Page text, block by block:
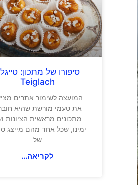
סיפורו של מתכון:
Teiglach
המועצה לשימור אתרים
את טעמי מורשת שהיא
מתכונים מראשית הציונות
ימינו, שכל אחד מהם מייצג
של
לקריאה...